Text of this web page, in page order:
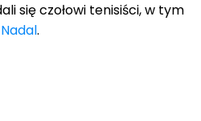
się czołowi tenisiści, w tym
.